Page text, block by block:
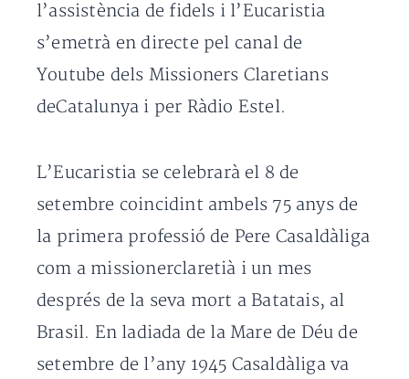
l’assistència de fidels i l’Eucaristia
s’emetrà en directe pel canal de
Youtube dels Missioners Claretians
deCatalunya i per Ràdio Estel.
L’Eucaristia se celebrarà el 8 de
setembre coincidint ambels 75 anys de
la primera professió de Pere Casaldàliga
com a missionerclaretià i un mes
després de la seva mort a Batatais, al
Brasil. En ladiada de la Mare de Déu de
setembre de l’any 1945 Casaldàliga va